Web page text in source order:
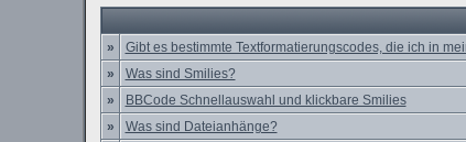
»
Gibt es bestimmte Textformatierungscodes, die ich in
»
Was sind Smilies?
»
BBCode Schnellauswahl und klickbare Smilies
»
Was sind Dateianhänge?